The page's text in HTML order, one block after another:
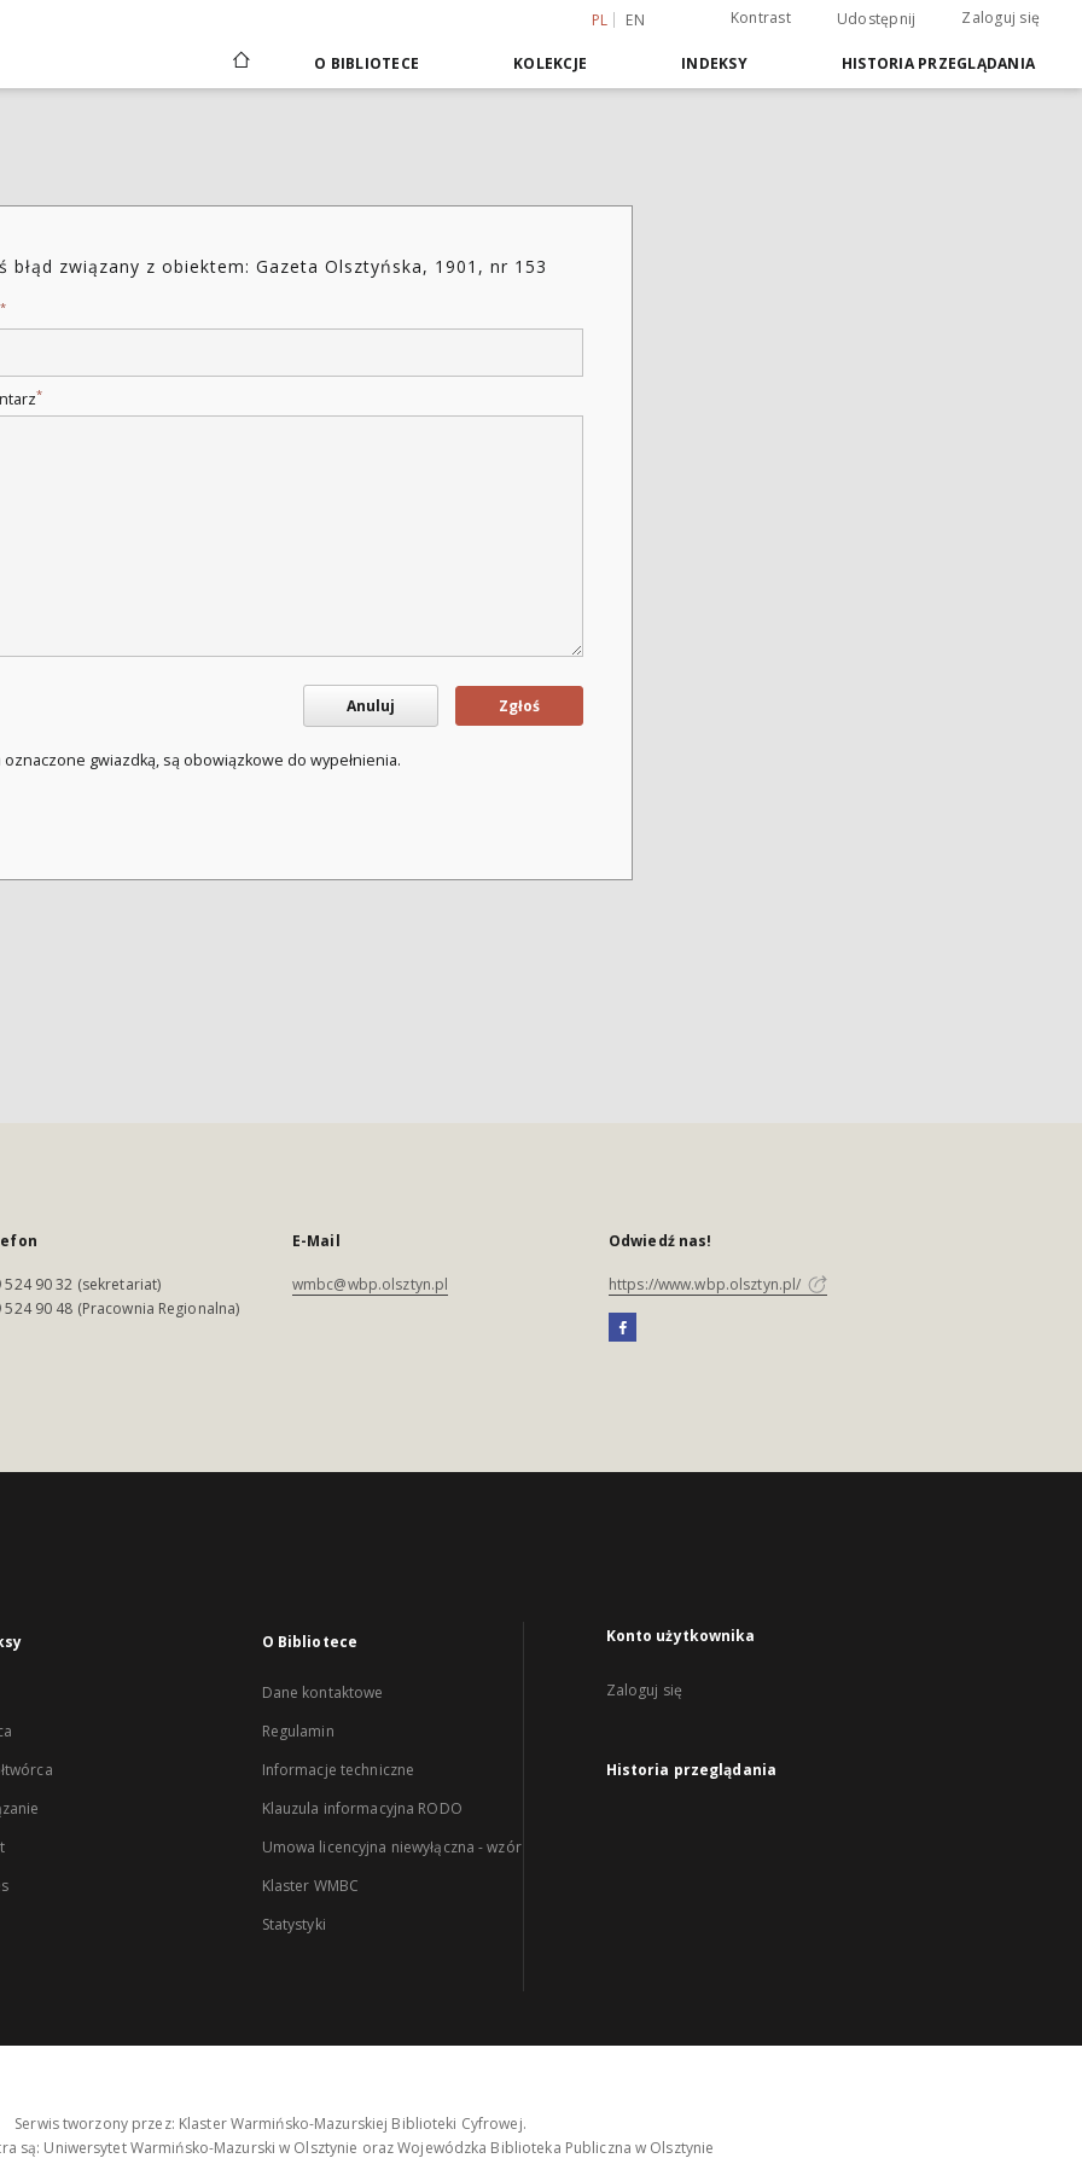
PL EN Kontrast Udostępnij Zaloguj się
O BIBLIOTECE KOLEKCJE INDEKSY HISTORIA PRZEGLĄDANIA
błąd związany z obiektem: Gazeta Olsztyńska, 1901, nr 153
*
*
Anuluj Zgłoś
oznaczone gwiazdką, są obowiązkowe do wypełnienia.
524 90 32 (sekretariat)
524 90 48 (Pracownia Regionalna)
E-Mail
wmbc@wbp.olsztyn.pl
Odwiedź nas!
https://www.wbp.olsztyn.pl/
O Bibliotece
Dane kontaktowe
Regulamin
Informacje techniczne
Klauzula informacyjna RODO
Umowa licencyjna niewyłączna - wzór
Klaster WMBC
Statystyki
Konto użytkownika
Zaloguj się
Historia przeglądania
Serwis tworzony przez: Klaster Warmińsko-Mazurskiej Biblioteki Cyfrowej.
są: Uniwersytet Warmińsko-Mazurski w Olsztynie oraz Wojewódzka Biblioteka Publiczna w Olsztynie